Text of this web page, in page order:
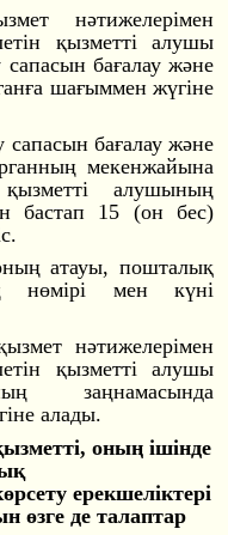
нәтижелерімен
қызметті алушы
сапасын бағалау және
шағыммен жүгіне
сапасын бағалау және
мекенжайына
қызметті алушының
бастап 15 (он бес)
атауы, пошталық
нөмірі мен күні
нәтижелерімен
қызметті алушы
заңнамасында
алады.
оның ішінде
ерекшеліктері
өзге де талаптар